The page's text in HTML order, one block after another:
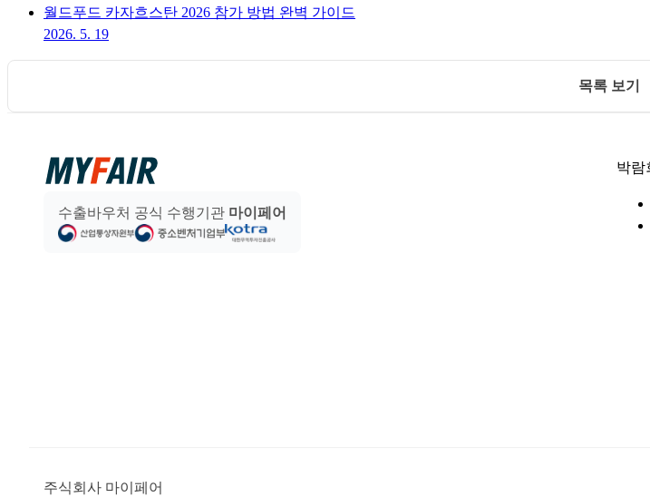
월드푸드 카자흐스탄 2026 참가 방법 완벽 가이드
2026. 5. 19
목록 보기
수출바우처 공식 수행기관 마이페어
박람
주식회사 마이페어